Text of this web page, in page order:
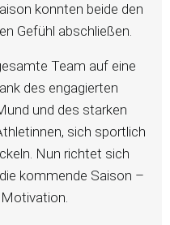
konnten beide den
Gefühl abschließen.
Team auf eine
des engagierten
und des starken
sich sportlich
Nun richtet sich
kommende Saison –